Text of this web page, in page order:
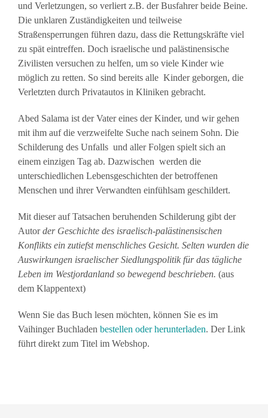
und Verletzungen, so verliert z.B. der Busfahrer beide Beine.
Die unklaren Zuständigkeiten und teilweise
Straßensperrungen führen dazu, dass die Rettungskräfte viel
zu spät eintreffen. Doch israelische und palästinensische
Zivilisten versuchen zu helfen, um so viele Kinder wie
möglich zu retten. So sind bereits alle Kinder geborgen, die
Verletzten durch Privatautos in Kliniken gebracht.
Abed Salama ist der Vater eines der Kinder, und wir gehen
mit ihm auf die verzweifelte Suche nach seinem Sohn. Die
Schilderung des Unfalls und aller Folgen spielt sich an
einem einzigen Tag ab. Dazwischen werden die
unterschiedlichen Lebensgeschichten der betroffenen
Menschen und ihrer Verwandten einfühlsam geschildert.
Mit dieser auf Tatsachen beruhenden Schilderung gibt der
Autorder Geschichte des israelisch-palästinensischen
Konflikts ein zutiefst menschliches Gesicht. Selten wurden die
Auswirkungen israelischer Siedlungspolitik für das tägliche
Leben im Westjordanland so bewegend beschrieben. (aus
dem Klappentext)
Wenn Sie das Buch lesen möchten, können Sie es im
Vaihinger Buchladen bestellen oder herunterladen. Der Link
führt direkt zum Titel im Webshop.